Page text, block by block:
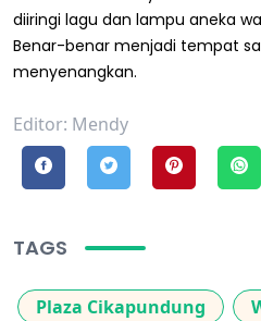
diiringi lagu dan lampu aneka
Benar-benar menjadi tempat
menyenangkan.
Editor: Mendy
TAGS
Plaza Cikapundung